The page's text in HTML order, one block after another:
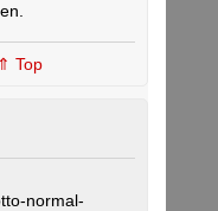
⇑ Top
normal-